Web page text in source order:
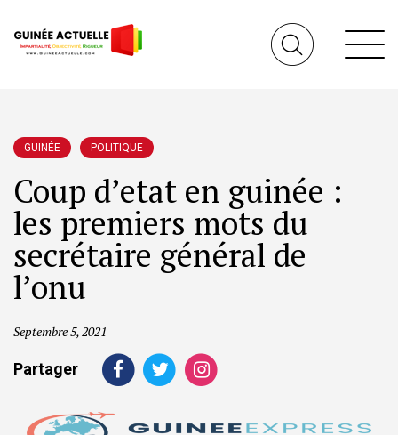
GUINÉE POLITIQUE
Coup d’etat en guinée :
les premiers mots du
secrétaire général de
l’onu
Septembre 5, 2021
Partager